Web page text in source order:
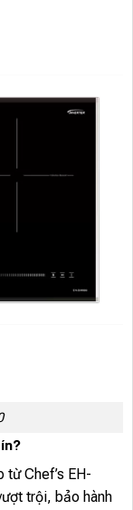
từ Chef’s EH-
trội, bảo hành